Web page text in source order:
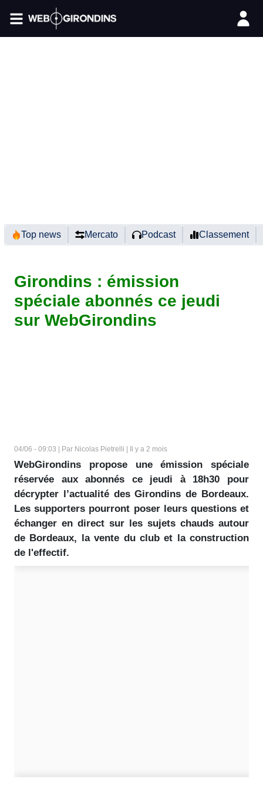
Top news Mercato Podcast Classement
Girondins : émission
spéciale abonnés ce jeudi
sur WebGirondins
04/06 - 09:03 | Par Nicolas Pietrelli | Il y a 2 mois
WebGirondins propose une émission spéciale
réservée aux abonnés ce jeudi à 18h30 pour
décrypter l’actualité des Girondins de Bordeaux.
Les supporters pourront poser leurs questions et
échanger en direct sur les sujets chauds autour
de Bordeaux, la vente du club et la construction
de l'effectif.